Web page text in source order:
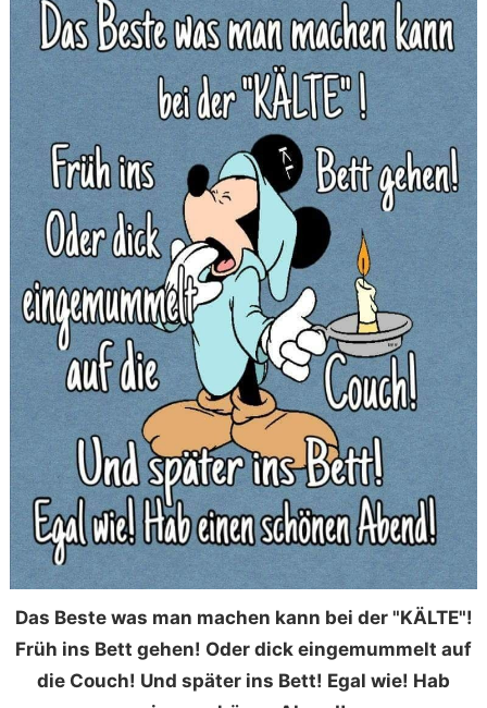
Das Beste was man machen kann bei der "KÄLTE"!
Früh ins Bett gehen! Oder dick eingemummelt auf
die Couch! Und später ins Bett! Egal wie! Hab